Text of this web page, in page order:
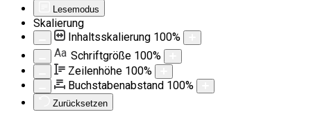
Lesemodus
Skalierung
Inhaltsskalierung 100%
Aa Schriftgröße 100%
Zeilenhöhe 100%
Buchstabenabstand 100%
Zurücksetzen